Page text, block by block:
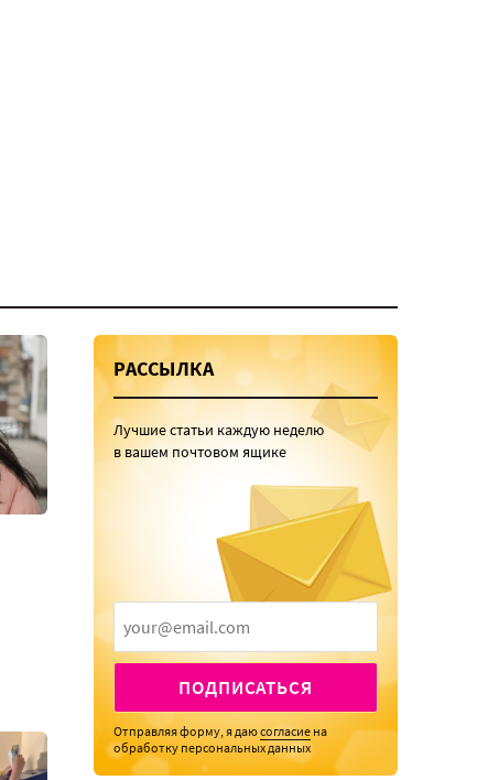
РАССЫЛКА
Лучшие статьи каждую неделю
в вашем почтовом ящике
ПОДПИСАТЬСЯ
Отправляя форму, я даюсогласие на
обработку персональных данных